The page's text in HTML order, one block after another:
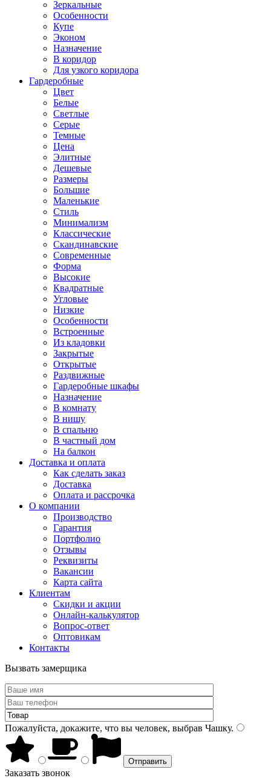
Зеркальные
Особенности
Купе
Эконом
Назначение
В коридор
Для узкого коридора
Гардеробные
Цвет
Белые
Светлые
Серые
Темные
Цена
Элитные
Дешевые
Размеры
Большие
Маленькие
Стиль
Минимализм
Классические
Скандинавские
Современные
Форма
Высокие
Квадратные
Угловые
Низкие
Особенности
Встроенные
Из кладовки
Закрытые
Открытые
Раздвижные
Гардеробные шкафы
Назначение
В комнату
В нишу
В спальню
В частный дом
На балкон
Доставка и оплата
Как сделать заказ
Доставка
Оплата и рассрочка
О компании
Производство
Гарантия
Портфолио
Отзывы
Реквизиты
Вакансии
Карта сайта
Клиентам
Скидки и акции
Онлайн-калькулятор
Вопрос-ответ
Оптовикам
Контакты
Вызвать замерщика
Пожалуйста, докажите, что вы человек, выбрав Чашку.
Заказать звонок